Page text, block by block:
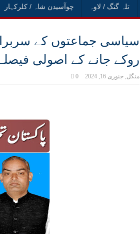
تلہ گنگ / لاوہ چوآسیدن شاہ / کلرکہار
سیاسی جماعتوں کے
روکے جانے کے اصولی
منگل, جنوری 16, 2024 0